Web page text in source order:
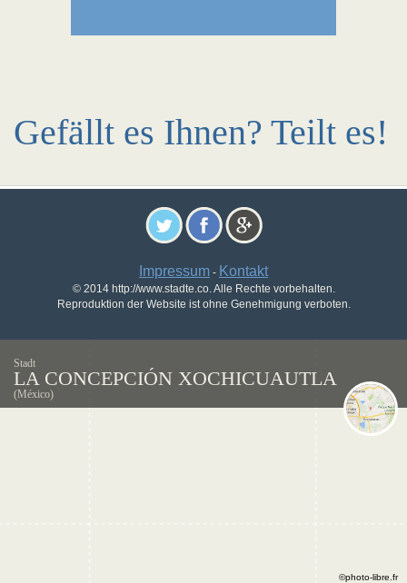
Gefällt es Ihnen? Teilt es!
Impressum - Kontakt
© 2014 http://www.stadte.co. Alle Rechte vorbehalten.
Reproduktion der Website ist ohne Genehmigung verboten.
Stadt
LA CONCEPCIÓN XOCHICUAUTLA
(México)
©photo-libre.fr